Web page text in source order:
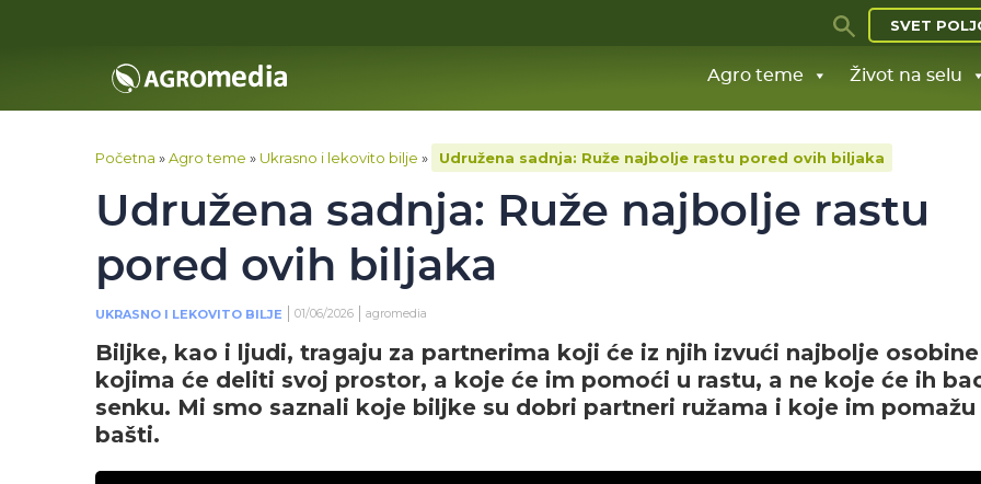
SVET
Agro teme Život na selu
Početna »Agro teme » Ukrasno i lekovito bilje » Udružena sadnja: Ruže najbolje rastu pored ovih biljaka
Udružena sadnja: Ruže najbolje rastu
pored ovih biljaka
UKRASNO I LEKOVITO BILJE 01/06/2026 agromedia
Biljke, kao i ljudi, tragaju za partnerima koji će iz njih izvući najbolje
kojima će deliti svoj prostor, a koje će im pomoći u rastu, a ne koje će ih
senku. Mi smo saznali koje biljke su dobri partneri ružama i koje im pomažu
bašti.